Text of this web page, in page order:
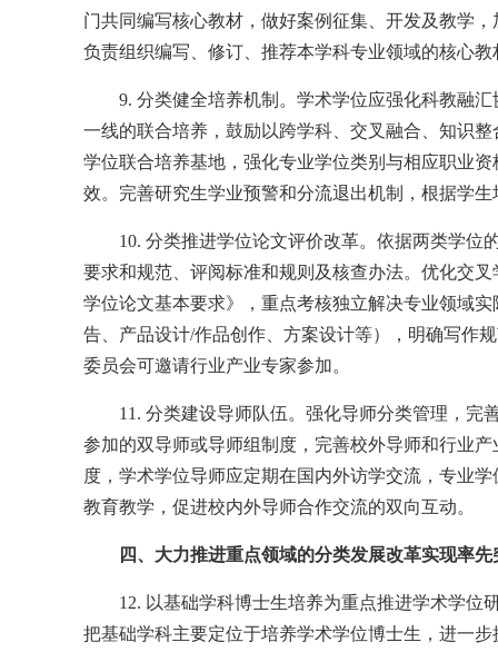
门共同编写核心教材，做好案例征集、开发及教学
负责组织编写、修订、推荐本学科专业领域的核心教
9. 分类健全培养机制。学术学位应强化科教融
一线的联合培养，鼓励以跨学科、交叉融合、知识
学位联合培养基地，强化专业学位类别与相应职业
效。完善研究生学业预警和分流退出机制，根据学
10. 分类推进学位论文评价改革。依据两类学
要求和规范、评阅标准和规则及核查办法。优化交
学位论文基本要求》，重点考核独立解决专业领域
告、产品设计/作品创作、方案设计等），明确写作
委员会可邀请行业产业专家参加。
11. 分类建设导师队伍。强化导师分类管理，
参加的双导师或导师组制度，完善校外导师和行业
度，学术学位导师应定期在国内外访学交流，专业
教育教学，促进校内外导师合作交流的双向互动。
四、大力推进重点领域的分类发展改革实现率先
12. 以基础学科博士生培养为重点推进学术学
把基础学科主要定位于培养学术学位博士生，进一